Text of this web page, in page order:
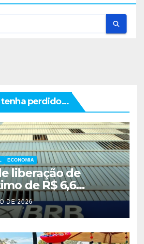
perdido...
ECONOMIA
liberação de
de R$ 6,6
critica inércia do
DE 2026